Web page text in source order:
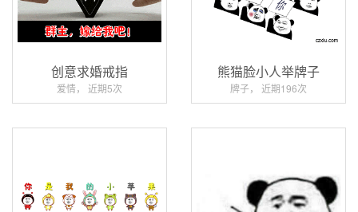
创意求婚戒指
爱情， 近期5次
熊猫脸小人举牌子
牌子， 近期196次